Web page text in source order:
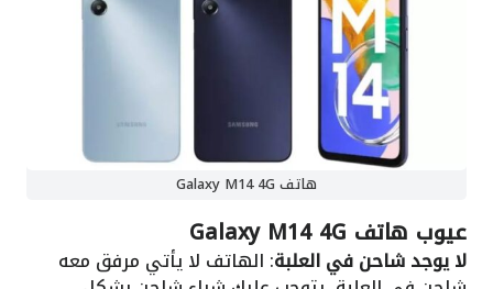
هاتف Galaxy M14 4G
عيوب هاتف Galaxy M14 4G
لا يوجد شاحن في العلبة: الهاتف لا يأتي مرفق معه